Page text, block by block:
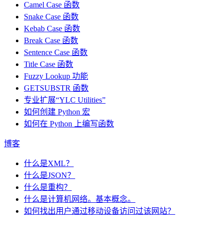
Camel Case 函数
Snake Case 函数
Kebab Case 函数
Break Case 函数
Sentence Case 函数
Title Case 函数
Fuzzy Lookup 功能
GETSUBSTR 函数
专业扩展“YLC Utilities”
如何创建 Python 宏
如何在 Python 上编写函数
博客
什么是XML？
什么是JSON？
什么是重构？
什么是计算机网络。基本概念。
如何找出用户通过移动设备访问过该网站？